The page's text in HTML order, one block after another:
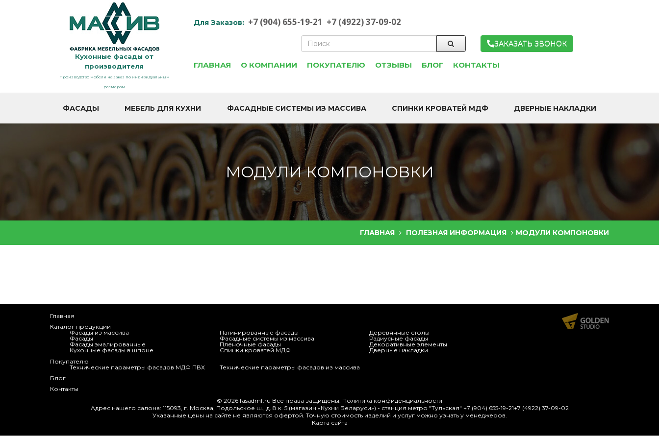
Кухонные фасады от
производителя
Производство мебели на заказ по индивидуальным
размерам
Для Заказов: +7 (904) 655-19-21 +7 (4922) 37-09-02
ЗАКАЗАТЬ ЗВОНОК
ГЛАВНАЯ О КОМПАНИИ ПОКУПАТЕЛЮ ОТЗЫВЫ БЛОГ КОНТАКТЫ
ФАСАДЫ МЕБЕЛЬ ДЛЯ КУХНИ ФАСАДНЫЕ СИСТЕМЫ ИЗ МАССИВА СПИНКИ КРОВАТЕЙ МДФ ДВЕРНЫЕ НАКЛАДКИ
МОДУЛИ КОМПОНОВКИ
ГЛАВНАЯ ПОЛЕЗНАЯ ИНФОРМАЦИЯ МОДУЛИ КОМПОНОВКИ
Главная
Каталог продукции
Фасады из массива
Фасады
Фасады эмалированные
Кухонные фасады в шпоне
Патинированные фасады
Фасадные системы из массива
Пленочные фасады
Спинки кроватей МДФ
Деревянные столы
Радиусные фасады
Декоративные элементы
Дверные накладки
Покупателю
Технические параметры фасадов МДФ ПВХ
Технические параметры фасадов из массива
Блог
Контакты
© 2026 fasadmf.ru Все права защищены. Политика конфиденциальности
Адрес нашего салона: 115093, г. Москва, Подольское ш., д. 8 к. 5 (магазин «Кухни Беларуси») - станция метро "Тульская" +7 (904) 655-19-21+7 (4922) 37-09-02
Указанные цены на сайте не являются офертой. Точную стоимость изделий и услуг можно узнать у менеджеров.
Карта сайта